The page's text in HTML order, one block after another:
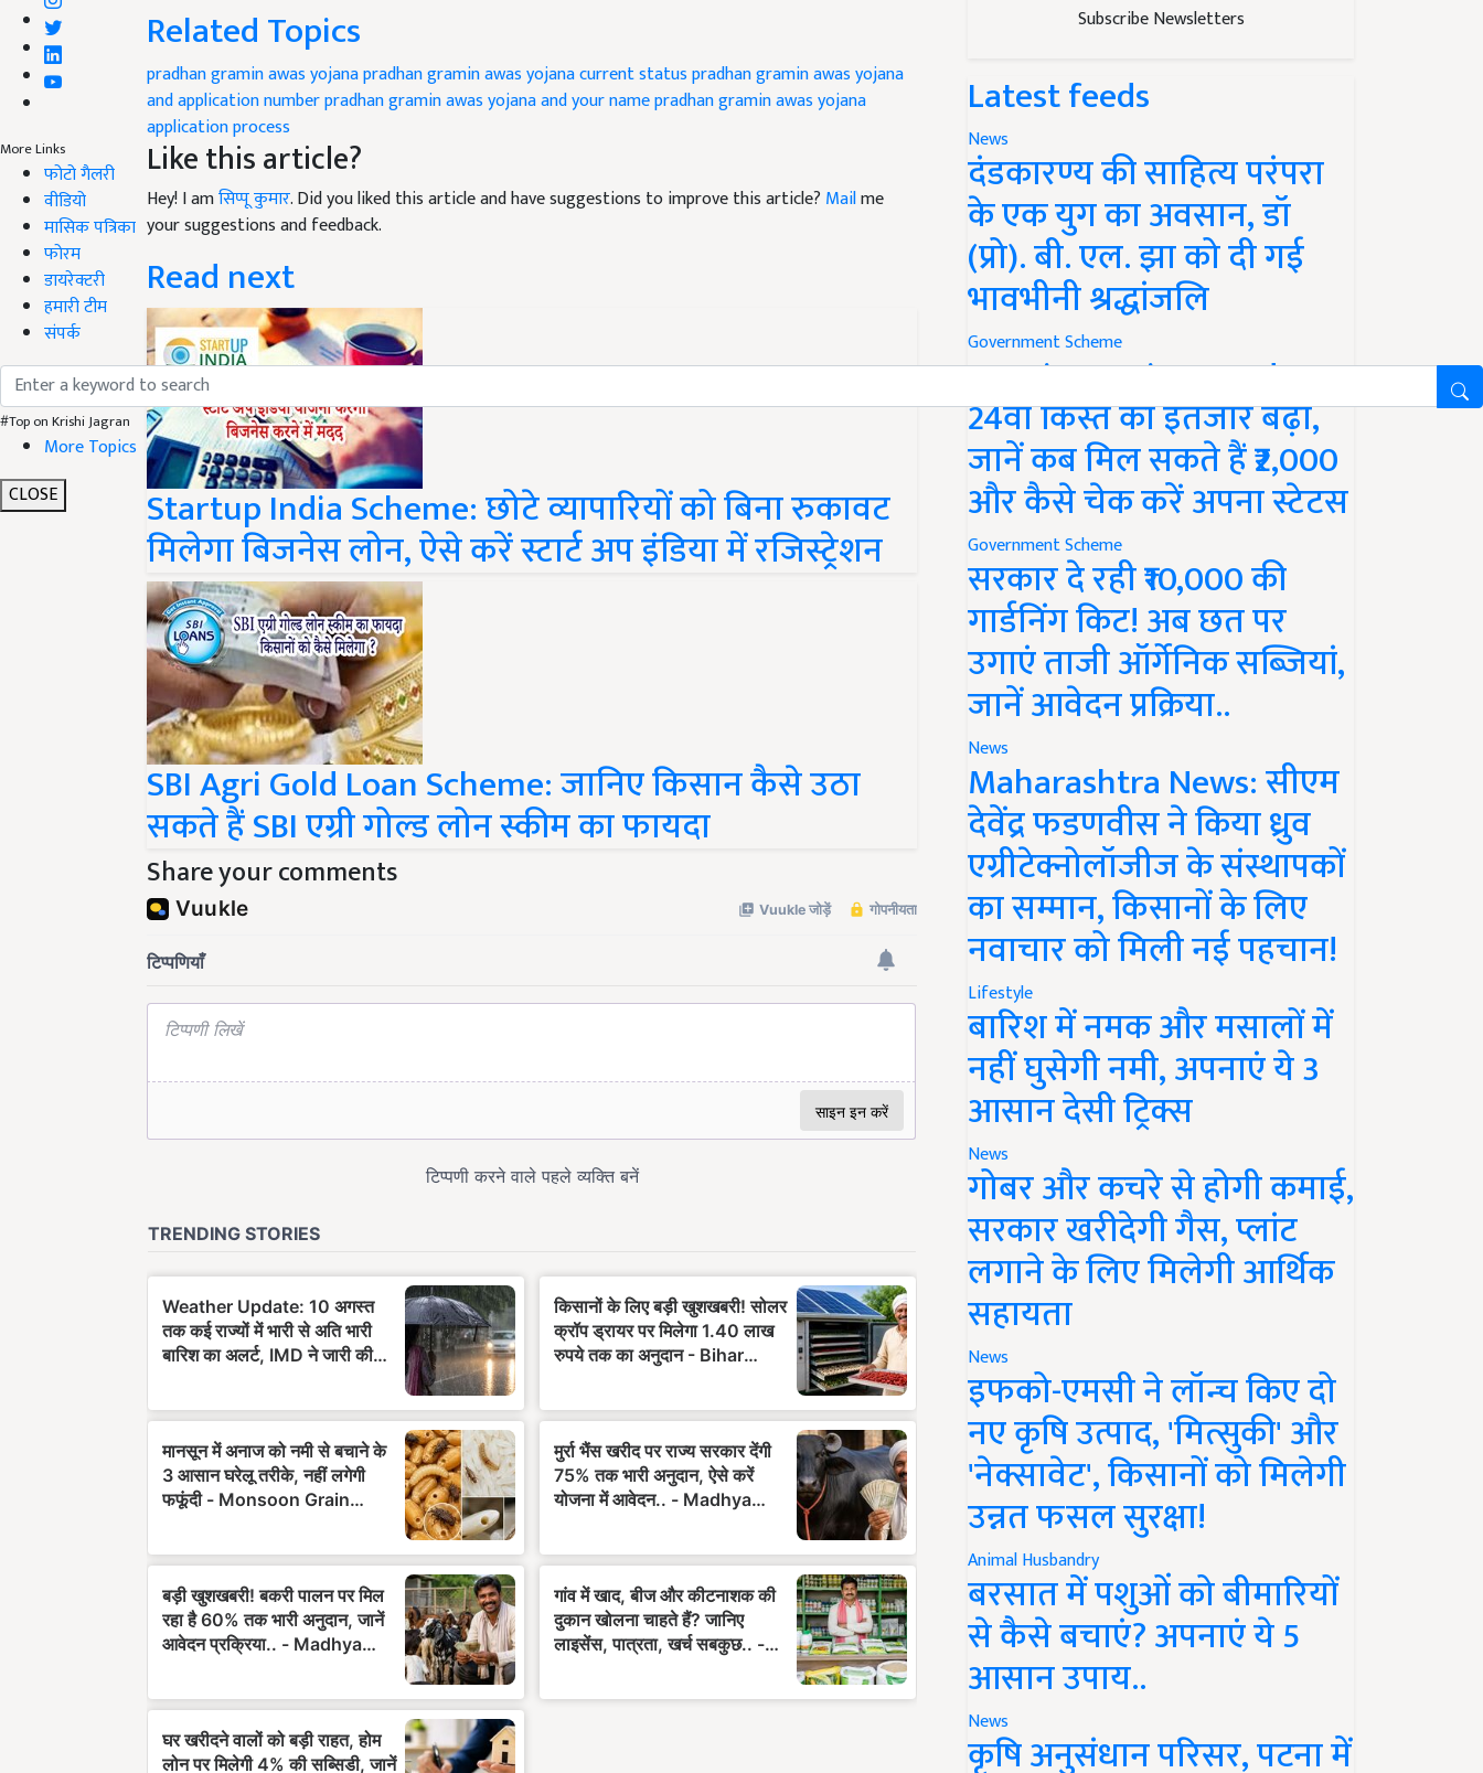
More Links
फोटो गैलरी
वीडियो
मासिक पत्रिका
फोरम
डायरेक्टरी
हमारी टीम
संपर्क
#Top on Krishi Jagran
More Topics
CLOSE
Related Topics
pradhan gramin awas yojanapradhan gramin awas yojana current statuspradhan gramin awas yojana
and application numberpradhan gramin awas yojana and your namepradhan gramin awas yojana
application process
Like this article?
Hey! I amसिप्पू कुमार. Did you liked this article and have suggestions to improve this article? Mailme
your suggestions and feedback.
Read next
Startup India Scheme: छोटे व्यापारियों को बिना रुकावट
मिलेगा बिजनेस लोन, ऐसे करें स्टार्ट अप इंडिया में रजिस्ट्रेशन
SBI Agri Gold Loan Scheme: जानिए किसान कैसे उठा
सकते हैं SBI एग्री गोल्ड लोन स्कीम का फायदा
Share your comments
Subscribe Newsletters
Latest feeds
News
दंडकारण्य की साहित्य परंपरा
के एक युग का अवसान, डॉ
(प्रो). बी. एल. झा को दी गई
भावभीनी श्रद्धांजलि
Government Scheme
PM Kisan Yojana Update:
24वीं किस्त का इंतजार बढ़ा,
जानें कब मिल सकते हैं ₹2,000
और कैसे चेक करें अपना स्टेटस
Government Scheme
सरकार दे रही ₹10,000 की
गार्डनिंग किट! अब छत पर
उगाएं ताजी ऑर्गेनिक सब्जियां,
जानें आवेदन प्रक्रिया..
News
Maharashtra News: सीएम
देवेंद्र फडणवीस ने किया ध्रुव
एग्रीटेक्नोलॉजीज के संस्थापकों
का सम्मान, किसानों के लिए
नवाचार को मिली नई पहचान!
Lifestyle
बारिश में नमक और मसालों में
नहीं घुसेगी नमी, अपनाएं ये 3
आसान देसी ट्रिक्स
News
गोबर और कचरे से होगी कमाई,
सरकार खरीदेगी गैस, प्लांट
लगाने के लिए मिलेगी आर्थिक
सहायता
News
इफको-एमसी ने लॉन्च किए दो
नए कृषि उत्पाद, 'मित्सुकी' और
'नेक्सावेट', किसानों को मिलेगी
उन्नत फसल सुरक्षा!
Animal Husbandry
बरसात में पशुओं को बीमारियों
से कैसे बचाएं? अपनाएं ये 5
आसान उपाय..
News
कृषि अनुसंधान परिसर, पटना में